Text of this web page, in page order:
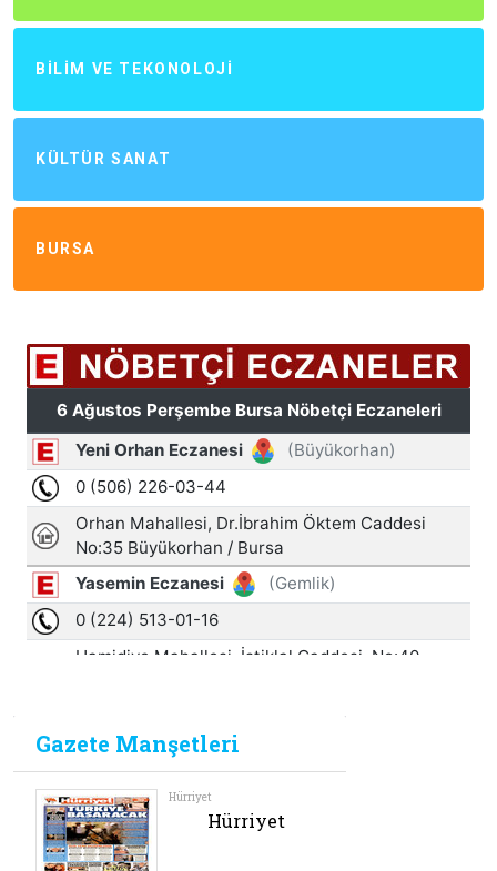
BILIM VE TEKONOLOJI
KÜLTÜR SANAT
BURSA